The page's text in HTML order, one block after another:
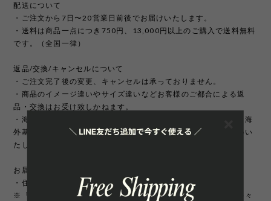
配送について
・ご注文から7日〜20営業日前後でお届けいたします。
・送料は商品一点につき750円、13,000円以上のご購入で送料無料
です。（全国一律）
返品/交換/キャンセルについて
・ご注文完了後の変更、キャンセルは承っておりません。
・商品のイメージ違いやサイズ違いなどお客様のご都合による返
品・交換はお受け致しかねます。
・海外製品は日本製に比べて縫製などが荒い場合がございます。海
外基準では返品対象になりませんのでご理解頂けますようお願いい
たします。
お届け先について
・住所変更には追加手数料が発生いたします。
※「町名・丁目番地・部屋番号」の住所不備による配送遅延が多々